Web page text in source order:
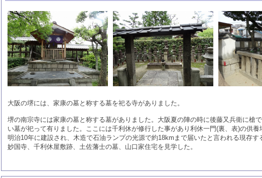
大阪の堺には、家康の墓と称する墓を祀る寺がありました。
堺の南宗寺には家康の墓と称する墓がありました。大阪夏の陣の時に後藤又兵衛に槍
い墓が祀って有りました。ここには千利休が修行した事があり利休一門(裏、表)の供養
明治10年に建設され、木造で石油ランプの光源で約18kmまで届いたと言われる現存す
妙国寺、千利休屋敷跡、土佐藩士の墓、山口家住宅を見学した。